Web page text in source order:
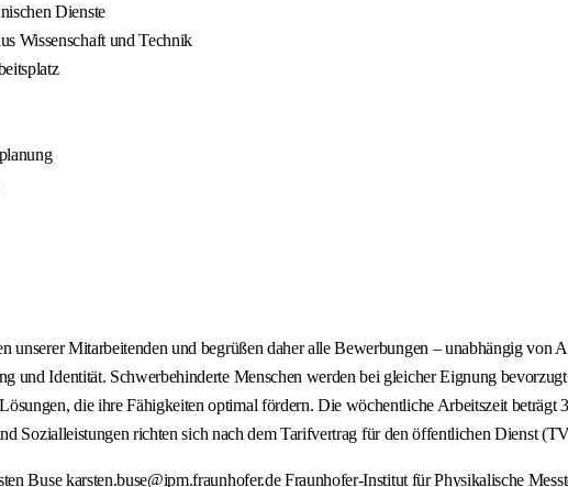
Dienste
Wissenschaft und Technik
unserer Mitarbeitenden und begrüßen daher alle Bewerbungen – unabhängig von
und Identität. Schwerbehinderte Menschen werden bei gleicher Eignung
die ihre Fähigkeiten optimal fördern. Die wöchentliche Arbeitszeit beträgt
Sozialleistungen richten sich nach dem Tarifvertrag für den öffentlichen Dienst
Buse karsten.buse@ipm.fraunhofer.de Fraunhofer-Institut für Physikalische